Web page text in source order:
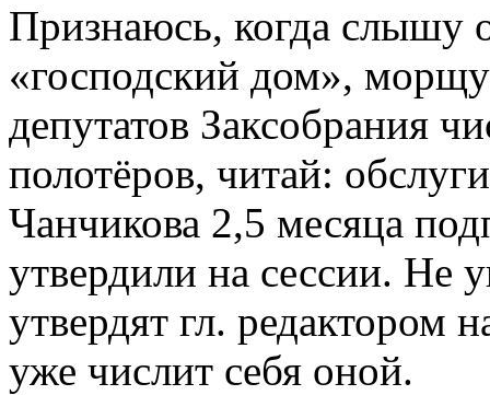
Признаюсь, когда слышу
«господский дом»,
депутатов Заксобрания
полотёров, читай:
Чанчикова 2,5 месяца
утвердили на сессии. Не
утвердят гл. редактором
уже числит себя оной.